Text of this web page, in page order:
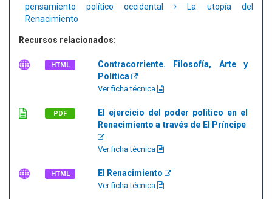
pensamiento político occidental
La utopía del
Renacimiento
Recursos relacionados:
HTML
Contracorriente. Filosofía, Arte y
Política
Ver ficha técnica
PDF
El ejercicio del poder político en el
Renacimiento a través de El Príncipe
Ver ficha técnica
HTML El Renacimiento
Ver ficha técnica